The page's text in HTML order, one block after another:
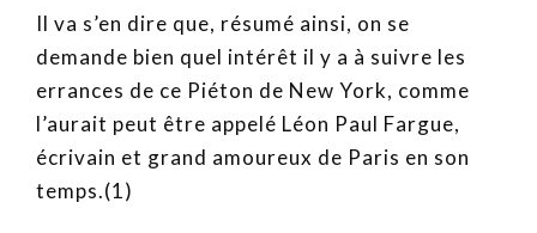
Il va s’en dire que, résumé ainsi, on se
demande bien quel intérêt il y a à suivre les
errances de ce Piéton de New York, comme
l’aurait peut être appelé Léon Paul Fargue,
écrivain et grand amoureux de Paris en son
temps.(1)